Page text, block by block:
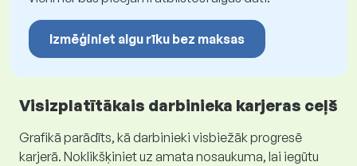
Izmēģiniet algu rīku bez maksas
Visizplatītākais darbinieka karjeras ceļš
Grafikā parādīts, kā darbinieki visbiežāk progresē
karjerā. Noklikšķiniet uz amata nosaukuma, lai iegūtu